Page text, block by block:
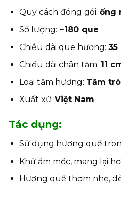
Quy cách đóng gói: ống
Số lượng: ~180 que
Chiều dài que hương: 35
Chiều dài chân tăm: 11
Loại tăm hương: Tăm
Xuất xứ: Việt Nam
Tác dụng:
Sử dụng hương quế
Khử ẩm mốc, mang lại
Hương quế thơm nhẹ,